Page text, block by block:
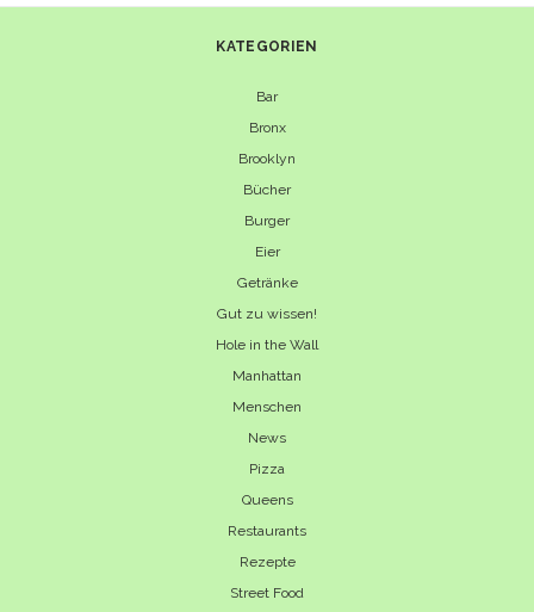
KATEGORIEN
Bar
Bronx
Brooklyn
Bücher
Burger
Eier
Getränke
Gut zu wissen!
Hole in the Wall
Manhattan
Menschen
News
Pizza
Queens
Restaurants
Rezepte
Street Food